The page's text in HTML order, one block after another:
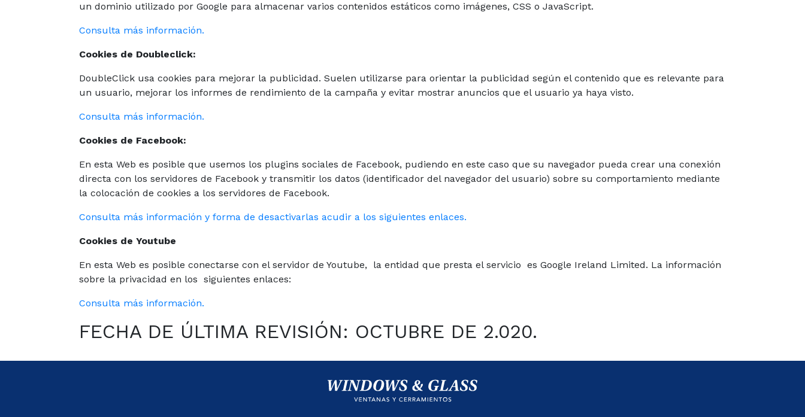
un dominio utilizado por Google para almacenar varios contenidos estáticos como imágenes, CSS o JavaScript.
Consulta más información.
Cookies de Doubleclick:
DoubleClick usa cookies para mejorar la publicidad. Suelen utilizarse para orientar la publicidad según el contenido que es relevante para
un usuario, mejorar los informes de rendimiento de la campaña y evitar mostrar anuncios que el usuario ya haya visto.
Consulta más información.
Cookies de Facebook:
En esta Web es posible que usemos los plugins sociales de Facebook, pudiendo en este caso que su navegador pueda crear una conexión
directa con los servidores de Facebook y transmitir los datos (identificador del navegador del usuario) sobre su comportamiento mediante
la colocación de cookies a los servidores de Facebook.
Consulta más información y forma de desactivarlas acudir a los siguientes enlaces.
Cookies de Youtube
En esta Web es posible conectarse con el servidor de Youtube, la entidad que presta el servicio es Google Ireland Limited. La información
sobre la privacidad en los siguientes enlaces:
Consulta más información.
FECHA DE ÚLTIMA REVISIÓN: OCTUBRE DE 2.020.